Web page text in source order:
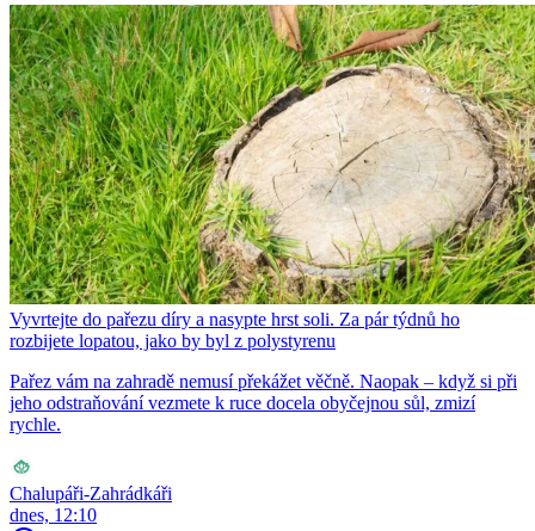
Vyvrtejte do pařezu díry a nasypte hrst soli. Za pár týdnů ho
rozbijete lopatou, jako by byl z polystyrenu
Pařez vám na zahradě nemusí překážet věčně. Naopak – když si při
jeho odstraňování vezmete k ruce docela obyčejnou sůl, zmizí
rychle.
Chalupáři-Zahrádkáři
dnes, 12:10